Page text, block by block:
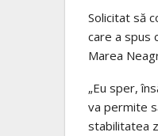
Solicitat să
care a spus
Marea
„Eu sper,
va permite
stabilitatea